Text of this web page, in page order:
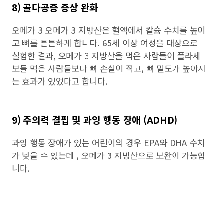
8) 골다공증 증상 완화
오메가 3 오메가 3 지방산은 혈액에서 칼슘 수치를 높이
고 뼈를 튼튼하게 합니다. 65세 이상 여성을 대상으로
실험한 결과, 오메가 3 지방산을 먹은 사람들이 플라세
보를 먹은 사람들보다 뼈 손실이 적고, 뼈 밀도가 높아지
는 효과가 있었다고 합니다.
9) 주의력 결핍 및 과잉 행동 장애 (ADHD)
과잉 행동 장애가 있는 어린이의 경우 EPA와 DHA 수치
가 낮을 수 있는데 , 오메가 3 지방산으로 보완이 가능합
니다.